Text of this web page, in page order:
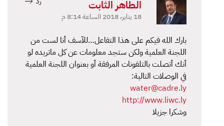
الطاهر الثابت
18 يناير، 2018 الساعة 8:14 م
بارك الله فيكم على هذا التفاعل…للآسف أنا لست من
اللجنة العلمية ولكن ستجد معلومات عن كل ماتريده لو
أنك أتصلت بالتلفونات المرفقة أو بعنوان اللجنة العلمية
في الوصلات التالية:
water@cadre.ly
http://www.liwc.ly
وشكرا جزيلا